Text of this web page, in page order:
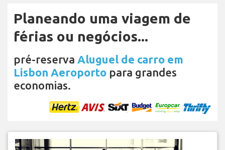
Planeando uma viagem de
férias ou negócios...
pré-reserva Aluguel de carro em
Lisbon Aeroporto para grandes
economias.